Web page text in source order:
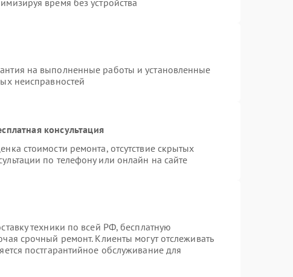
время без устройства
на выполненные работы и установленные
неисправностей
консультация
стоимости ремонта, отсутствие скрытых
по телефону или онлайн на сайте
техники по всей РФ, бесплатную
срочный ремонт. Клиенты могут отслеживать
постгарантийное обслуживание для